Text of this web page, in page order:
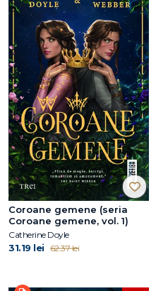
Coroane gemene (seria
Coroane gemene, vol. 1)
Catherine Doyle
31.19 lei 62.37 lei